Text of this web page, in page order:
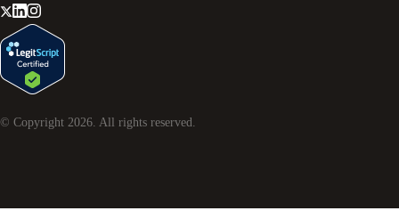
© Copyright 2026 . All rights reserved.